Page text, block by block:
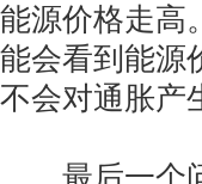
能源价格走高
能会看到能源
不会对通胀产